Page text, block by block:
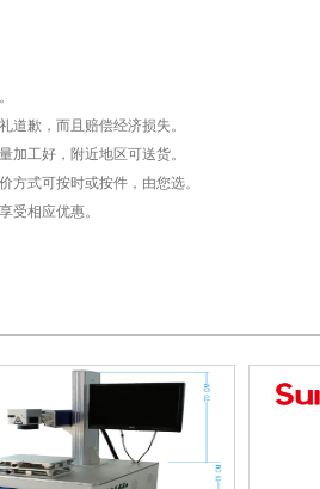
歉，而且赔偿经济损失。
工好，附近地区可送货。
式可按时或按件，由您选。
相应优惠。